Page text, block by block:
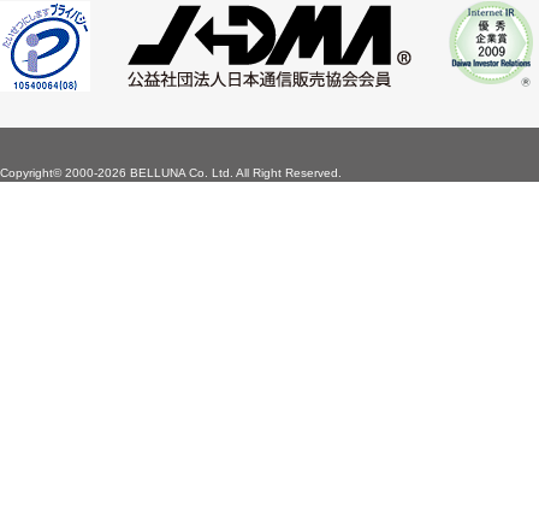
Copyright©2000-2026 BELLUNA Co. Ltd. All Right Reserved.